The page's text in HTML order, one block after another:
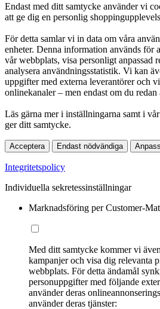
Endast med ditt samtycke använder vi
att ge dig en personlig
För detta samlar vi in data om våra
enheter. Denna information används för
vår webbplats, visa personligt anpassad
analysera användningsstatistik. Vi kan
uppgifter med externa leverantörer och
onlinekanaler – men endast om du redan
Läs gärna mer i inställningarna samt i vår
ger ditt samtycke.
Acceptera Endast nödvändiga
Integritetspolicy
Individuella sekretessinställningar
Marknadsföring per Customer-
Med ditt samtycke kommer vi
kampanjer och visa dig relevanta
webbplats. För detta ändamål
personuppgifter med följande
använder deras
använder deras tjänster: